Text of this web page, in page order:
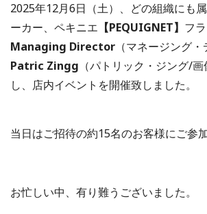
2025年12月6日（土）、どの組織にも
ーカー、ペキニエ 【PEQUIGNET】 フ
Managing Director （マネージング
Patric Zingg （パトリック・ジング/
し、店内イベントを開催致しました。
当日はご招待の約15名のお客様にご参
お忙しい中、有り難うございました。